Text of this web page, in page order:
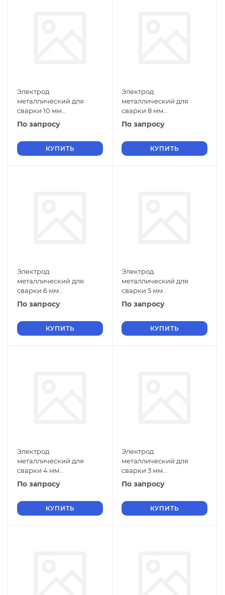
Электрод
металлический для
сварки 10 мм
Э-110Х14В13Ф2 ГОСТ
9466-75
По запросу
КУПИТЬ
Электрод
металлический для
сварки 8 мм
Э-110Х14В13Ф2 ГОСТ
9466-75
По запросу
КУПИТЬ
Электрод
металлический для
сварки 6 мм
Э-110Х14В13Ф2 ГОСТ
9466-75
По запросу
КУПИТЬ
Электрод
металлический для
сварки 5 мм
Э-110Х14В13Ф2 ГОСТ
9466-75
По запросу
КУПИТЬ
Электрод
металлический для
сварки 4 мм
Э-110Х14В13Ф2 ГОСТ
9466-75
По запросу
КУПИТЬ
Электрод
металлический для
сварки 3 мм
Э-110Х14В13Ф2 ГОСТ
9466-75
По запросу
КУПИТЬ